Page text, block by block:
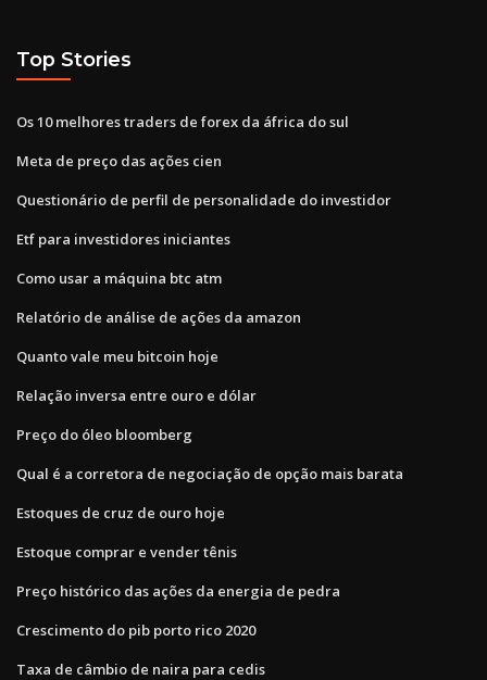
Top Stories
Os 10 melhores traders de forex da áfrica do sul
Meta de preço das ações cien
Questionário de perfil de personalidade do investidor
Etf para investidores iniciantes
Como usar a máquina btc atm
Relatório de análise de ações da amazon
Quanto vale meu bitcoin hoje
Relação inversa entre ouro e dólar
Preço do óleo bloomberg
Qual é a corretora de negociação de opção mais barata
Estoques de cruz de ouro hoje
Estoque comprar e vender tênis
Preço histórico das ações da energia de pedra
Crescimento do pib porto rico 2020
Taxa de câmbio de naira para cedis